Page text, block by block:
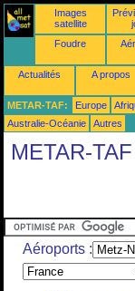
Images
satellite
Foudre
Actualités A propos
METAR-TAF: Europe
Australie-Océanie
Autres
METAR-TAF
Aéroports :